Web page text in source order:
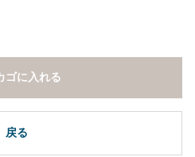
戻る
ゴに入れる